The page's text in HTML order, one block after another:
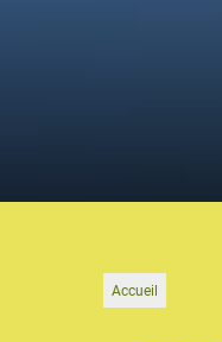
Accueil